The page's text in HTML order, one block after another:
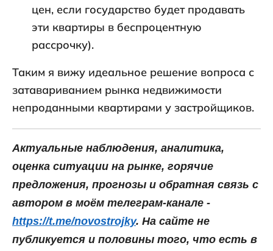
цен, если государство будет продавать
эти квартиры в беспроцентную
рассрочку).
Таким я вижу идеальное решение вопроса с
затавариванием рынка недвижимости
непроданными квартирами у застройщиков.
Актуальные наблюдения, аналитика,
оценка ситуации на рынке, горячие
предложения, прогнозы и обратная связь с
автором в моём телеграм-канале -
https://t.me/novostrojky. На сайте не
публикуется и половины того, что есть в